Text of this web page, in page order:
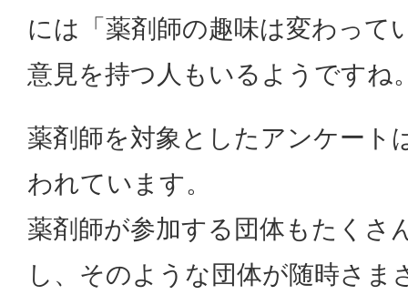
には「薬剤師の趣味は変わって
意見を持つ人もいるようですね
薬剤師を対象としたアンケート
われています。
薬剤師が参加する団体もたくさ
し、そのような団体が随時さま